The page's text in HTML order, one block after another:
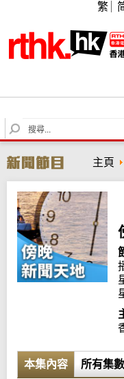
繁
S
e
r
c
h
主頁
本集內容 所有集數